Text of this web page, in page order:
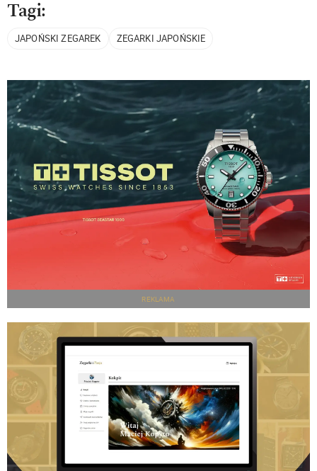
Tagi:
JAPOŃSKI ZEGAREK ZEGARKI JAPOŃSKIE
REKLAMA